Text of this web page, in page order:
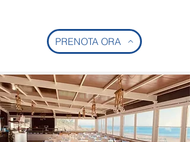
PRENOTA ORA